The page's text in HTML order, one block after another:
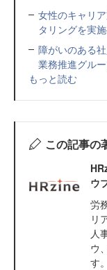
女性のキャリ
タリングを実
障がいのある
業務推進グル
もっと読む
この記事の
ウ
労
リ
人
ウ
す。